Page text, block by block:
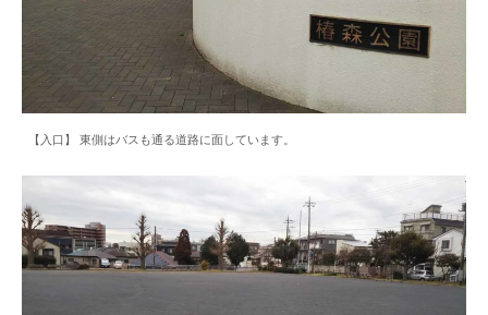
【入口】 東側はバスも通る道路に面しています。